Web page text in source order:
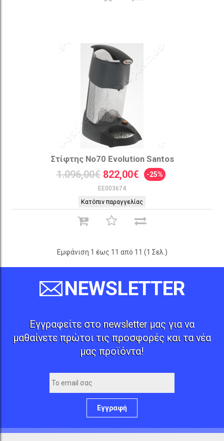
Στίφτης Νο70 Evolution Santos
1.096,00€ 822,00€ -25%
EE003674
Κατόπιν παραγγελίας
Εμφάνιση 1 έως 11 από 11 (1 Σελ.)
NEWSLETTER
Εγγραφείτε στο newsletter μας για να
μαθαίνετε πρώτοι τις προσφορές και τα νέα
μας προϊόντα!
Εγγραφή